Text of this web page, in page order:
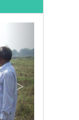
>Next